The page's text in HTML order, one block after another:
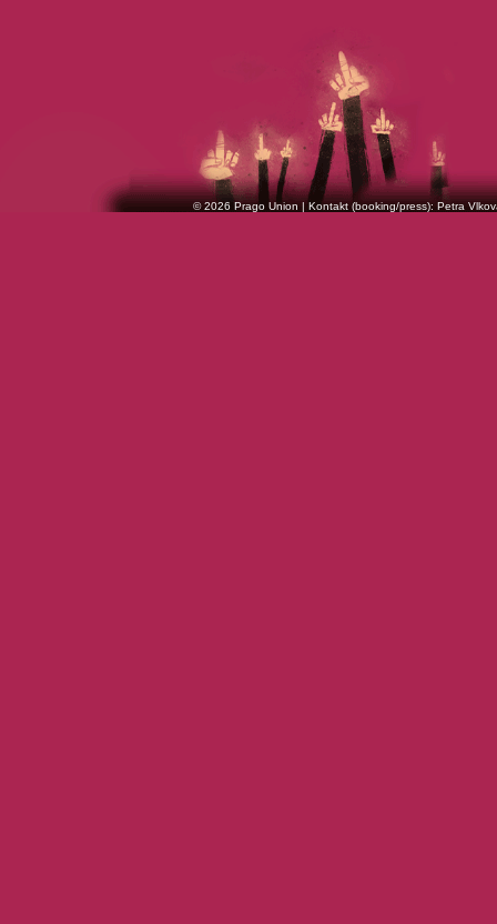
© 2026 Prago Union | Kontakt (booking/press): Petra